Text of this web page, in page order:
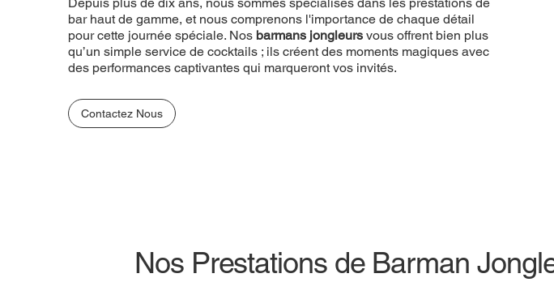
bar haut de gamme, et nous comprenons l'importance de chaque détail
pour cette journée spéciale. Nos barmans jongleurs vous offrent bien plus
qu’un simple service de cocktails ; ils créent des moments magiques avec
des performances captivantes qui marqueront vos invités.
Contactez Nous
Nos Prestations de Barman